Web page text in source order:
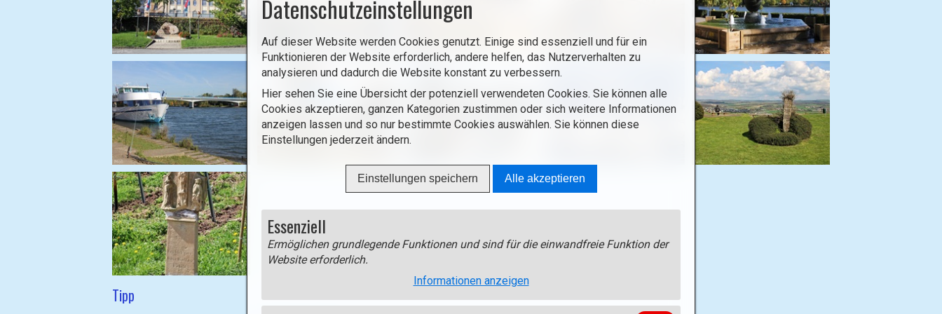
a
n
k
Tipp
Datenschutzeinstellungen
Auf dieser Website werden Cookies genutzt. Einige sind essenziell und für ein
Funktionieren der Website erforderlich, andere helfen, das Nutzerverhalten zu
analysieren und dadurch die Website konstant zu verbessern.
Hier sehen Sie eine Übersicht der potenziell verwendeten Cookies. Sie können alle
Cookies akzeptieren, ganzen Kategorien zustimmen oder sich weitere Informationen
anzeigen lassen und so nur bestimmte Cookies auswählen. Sie können diese
Einstellungen jederzeit ändern.
Einstellungen speichern Alle akzeptieren
Essenziell
Ermöglichen grundlegende Funktionen und sind für die einwandfreie Funktion der
Website erforderlich.
Informationen anzeigen